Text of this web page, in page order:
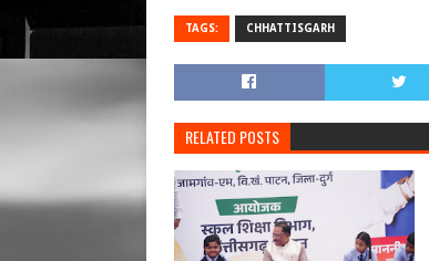
TAGS: CHHATTISGARH
RELATED POSTS